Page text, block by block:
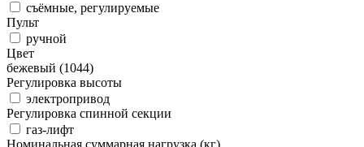
съёмные, регулируемые
Пульт
ручной
Цвет
бежевый (1044)
Регулировка высоты
электропривод
Регулировка спинной секции
газ-лифт